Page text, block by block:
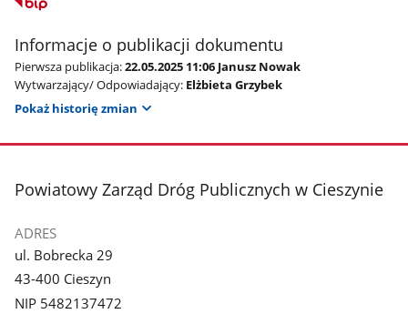
Informacje o publikacji dokumentu
Pierwsza publikacja:22.05.2025 11:06 Janusz Nowak
Wytwarzający/ Odpowiadający: Elżbieta Grzybek
Pokaż historię zmian
stopka
Powiatowy Zarząd Dróg Publicznych w Cieszynie
ADRES
ul. Bobrecka 29
43-400 Cieszyn
NIP 5482137472